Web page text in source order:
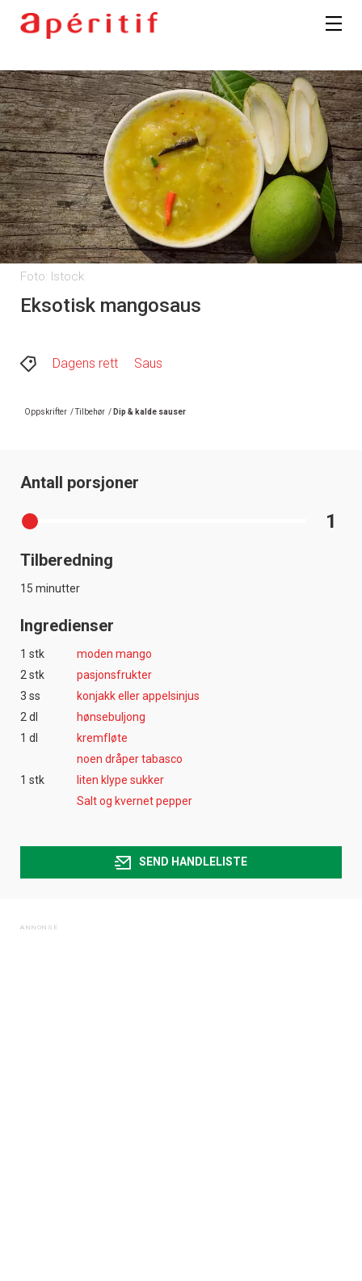
Foto: Istock
Eksotisk mangosaus
Dagens rett Saus
Oppskrifter /Tilbehør / Dip & kalde sauser
Antall porsjoner
1
Tilberedning
15 minutter
Ingredienser
1 stk
moden mango
2 stk
pasjonsfrukter
3 ss
konjakk eller appelsinjus
2 dl
hønsebuljong
1 dl
kremfløte
noen dråper tabasco
1 stk
liten klype sukker
Salt og kvernet pepper
SEND HANDLELISTE